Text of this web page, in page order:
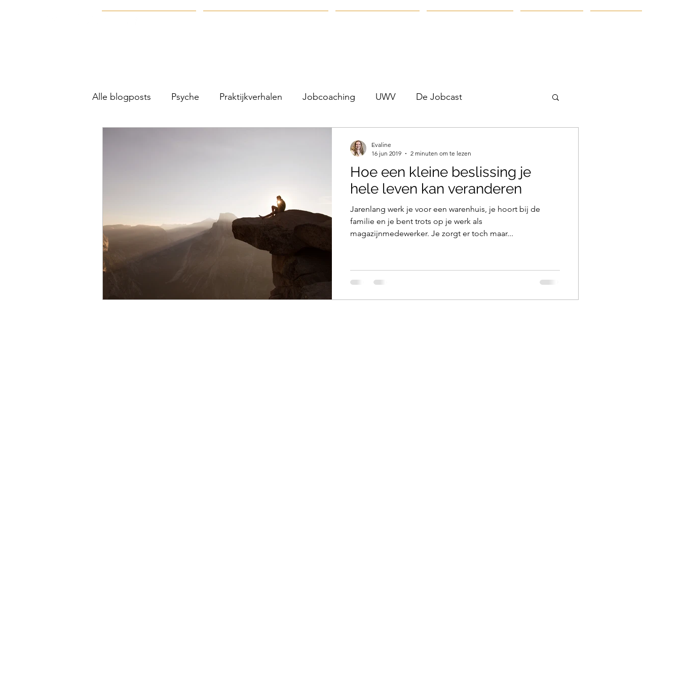
Alle blogposts Psyche Praktijkverhalen Jobcoaching UWV De Jobcast
Hoe een kleine beslissing je
hele leven kan veranderen
Jarenlang werk je voor een warenhuis, je hoort bij de
familie en je bent trots op je werk als
magazijnmedewerker. Je zorgt er toch maar...
Evaline
16 jun 2019
2 minuten om te lezen